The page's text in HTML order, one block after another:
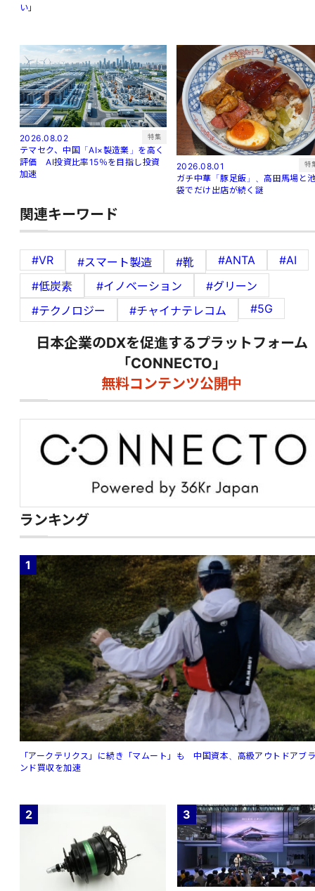
い」
2026.08.02 特集
テマセク、中国「AI×製造業」を高く
評価 AI投資比率15％を目指し投資
加速
2026.08.01 特
ガチ中華「豚足飯」、高田馬場と
袋でだけ出店が続く謎
関連キーワード
#VR #スマート製造 #靴 #ANTA
#AI
#低炭素
#イノベーション
#グリーン
#テクノロジー
#チャイナテレコム #5G
日本企業のDXを促進するプラットフォーム
「CONNECTO」
無料コンテンツ公開中
ランキング
1
「アークテリクス」に続き「マムート」も 中国資本、高級アウトドアブ
ンド買収を加速
2 3